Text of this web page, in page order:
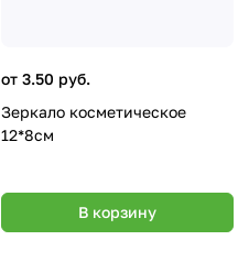
от 3.50 руб.
Зеркало косметическое
12*8см
В корзину